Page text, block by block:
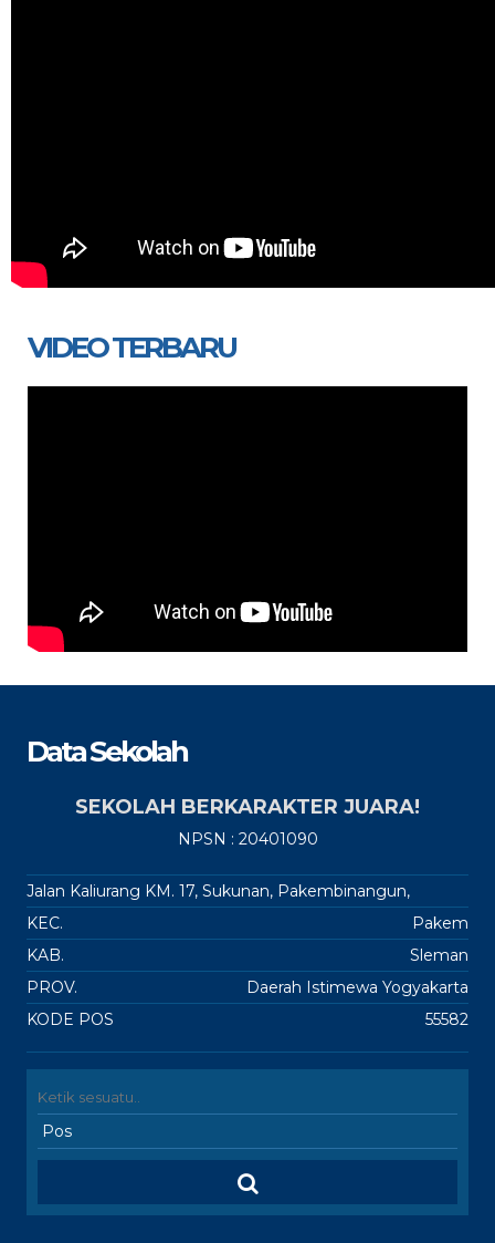
VIDEO TERBARU
Data Sekolah
SEKOLAH BERKARAKTER JUARA!
NPSN : 20401090
Jalan Kaliurang KM. 17, Sukunan, Pakembinangun,
KEC.
Pakem
KAB.
Sleman
PROV.
Daerah Istimewa Yogyakarta
KODE POS
55582